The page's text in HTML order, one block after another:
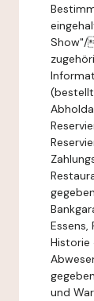
Show"/
Essens,
Historie
und